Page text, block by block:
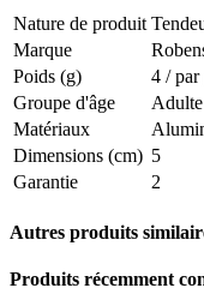
Nature de produit
Marque
Poids (g)
4 / par
Groupe d'âge
Adulte
Matériaux
Dimensions (cm) 5
Garantie
2
Autres produits
Produits récemment